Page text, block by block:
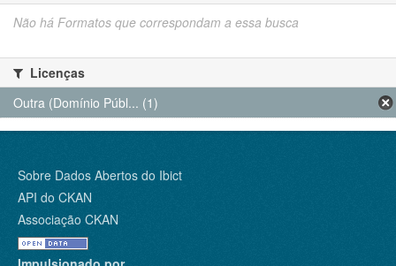
Não há Formatos que correspondam a essa busca
Licenças
Outra (Domínio Públ... (1)
Sobre Dados Abertos do Ibict
API do CKAN
Associação CKAN